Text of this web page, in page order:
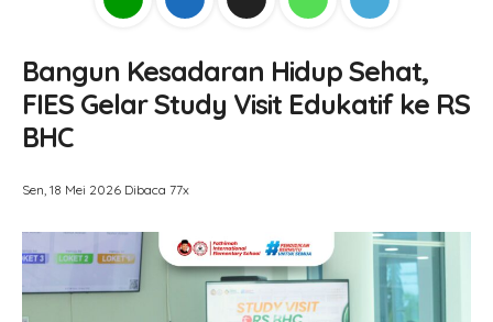
Bangun Kesadaran Hidup Sehat,
FIES Gelar Study Visit Edukatif ke RS
BHC
Sen, 18 Mei 2026 Dibaca 77x